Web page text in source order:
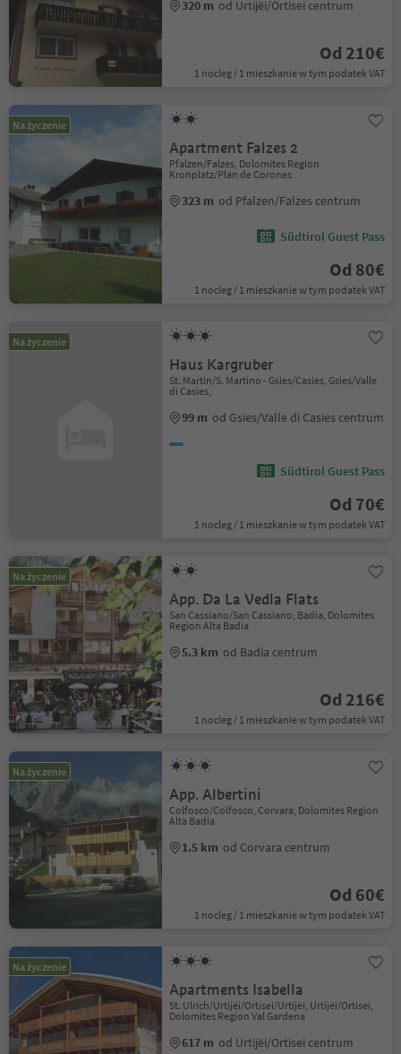
320 m od Urtijëi/Ortisei centrum
Od 210€
1 nocleg / 1 mieszkanie w tym podatek VAT
Na życzenie
Apartment Falzes 2
Pfalzen/Falzes, Dolomites Region
Kronplatz/Plan de Corones
323 m od Pfalzen/Falzes centrum
Südtirol Guest Pass
Od 80€
1 nocleg / 1 mieszkanie w tym podatek VAT
Na życzenie
Haus Kargruber
St. Martin/S. Martino - Gsies/Casies, Gsies/Valle
di Casies,
99 m od Gsies/Valle di Casies centrum
Südtirol Guest Pass
Od 70€
1 nocleg / 1 mieszkanie w tym podatek VAT
Na życzenie
App. Da La Vedla Flats
San Cassiano/San Cassiano, Badia, Dolomites
Region Alta Badia
5.3 km od Badia centrum
Od 216€
1 nocleg / 1 mieszkanie w tym podatek VAT
Na życzenie
App. Albertini
Colfosco/Colfosco, Corvara, Dolomites Region
Alta Badia
1.5 km od Corvara centrum
Od 60€
1 nocleg / 1 mieszkanie w tym podatek VAT
Na życzenie
Apartments Isabella
St. Ulrich/Urtijëi/Ortisei/Urtijëi, Urtijëi/Ortisei,
Dolomites Region Val Gardena
617 m od Urtijëi/Ortisei centrum